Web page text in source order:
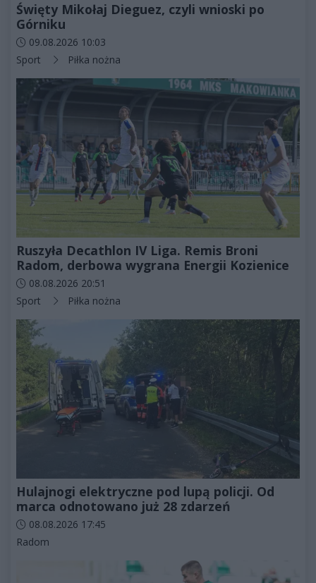
Święty Mikołaj Dieguez, czyli wnioski po
Górniku
Data dodania artykułu:
09.08.2026 10:03
Kategorie artykułu:
Sport Piłka nożna
Ruszyła Decathlon IV Liga. Remis Broni
Radom, derbowa wygrana Energii Kozienice
Data dodania artykułu:
08.08.2026 20:51
Kategorie artykułu:
Sport Piłka nożna
Hulajnogi elektryczne pod lupą policji. Od
marca odnotowano już 28 zdarzeń
Data dodania artykułu:
08.08.2026 17:45
Kategorie artykułu:
Radom